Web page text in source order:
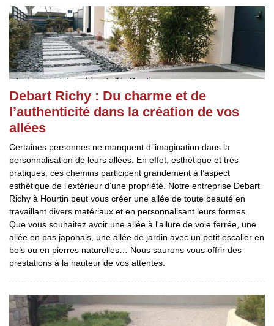
Debart Richy : Du charme et de
l’authenticité dans la création de vos
allées
Certaines personnes ne manquent d’’imagination dans la
personnalisation de leurs allées. En effet, esthétique et très
pratiques, ces chemins participent grandement à l’aspect
esthétique de l’extérieur d’une propriété. Notre entreprise Debart
Richy à Hourtin peut vous créer une allée de toute beauté en
travaillant divers matériaux et en personnalisant leurs formes.
Que vous souhaitez avoir une allée à l'allure de voie ferrée, une
allée en pas japonais, une allée de jardin avec un petit escalier en
bois ou en pierres naturelles… Nous saurons vous offrir des
prestations à la hauteur de vos attentes.